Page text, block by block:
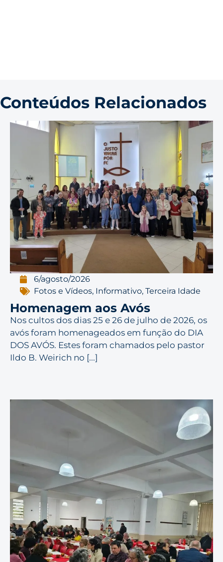
Conteúdos Relacionados
6/agosto/2026
Fotos e Vídeos, Informativo,Terceira Idade
Homenagem aos Avós
Nos cultos dos dias 25 e 26 de julho de 2026, os
avós foram homenageados em função do DIA
DOS AVÓS. Estes foram chamados pelo pastor
Ildo B. Weirich no [...]